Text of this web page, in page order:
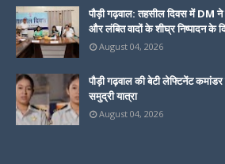
पौड़ी गढ़वाल: तहसील दिवस में DM ने
और लंबित वादों के शीघ्र निष्पादन के
August 04, 2026
पौड़ी गढ़वाल की बेटी लेफ्टिनेंट
समुद्री यात्रा
August 04, 2026